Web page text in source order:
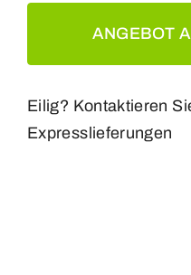
ANGEBOT
Eilig? Kontaktieren
Expresslieferungen